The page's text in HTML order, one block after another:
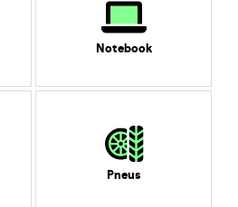
Notebook
Pneus